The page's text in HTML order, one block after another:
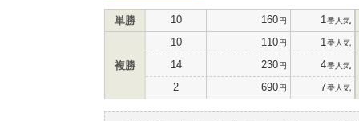
単勝 10 160円 1 番人気
複勝
10 110円 1 番人気
14 230円 4番人気
2 690円 7番人気